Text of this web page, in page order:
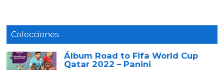
Colecciones
Álbum Road to Fifa World Cup
Qatar 2022 – Panini